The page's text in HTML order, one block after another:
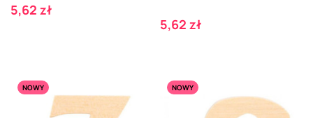
Cena
5,62 zł
Cena
5,62 zł
NOWY NOWY